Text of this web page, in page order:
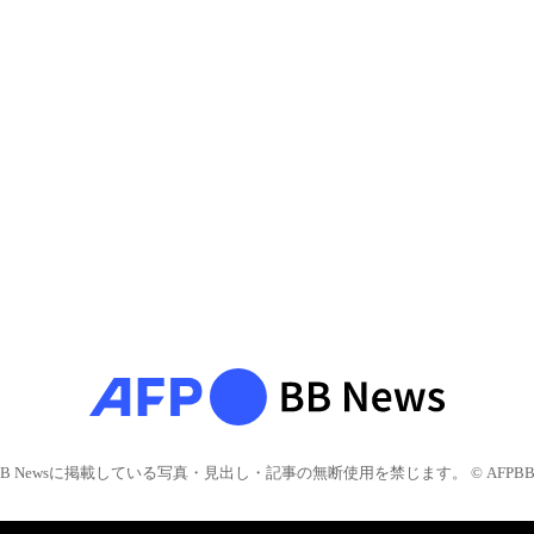
Newsに掲載している写真・見出し・記事の無断使用を禁じます。 © AFPBB